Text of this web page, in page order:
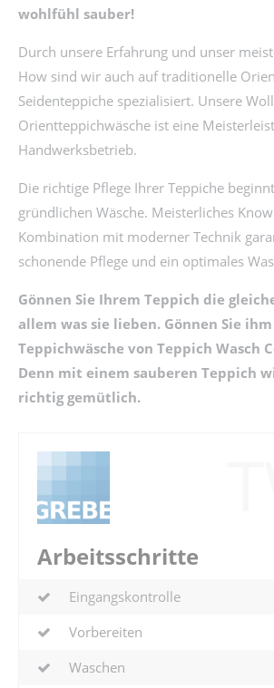
wohlfühl sauber!
Durch unsere Erfahrung und unser
How sind wir auch auf traditionelle
Seidenteppiche spezialisiert. Unsere
Orientteppichwäsche ist eine
Handwerksbetrieb.
Die richtige Pflege Ihrer Teppiche
gründlichen Wäsche. Meisterliches
Kombination mit moderner Technik
schonende Pflege und ein optimales
Gönnen Sie Ihrem Teppich die
allem was sie lieben. Gönnen Sie
Teppichwäsche von Teppich Wasch
Denn mit einem sauberen Teppich
richtig gemütlich.
Arbeitsschritte
Eingangskontrolle
Vorbereiten
Waschen